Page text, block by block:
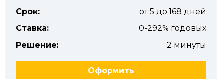
Срок:
от 5 до 168 дней
Ставка:
0-292% годовых
Решение:
2 минуты
Оформить